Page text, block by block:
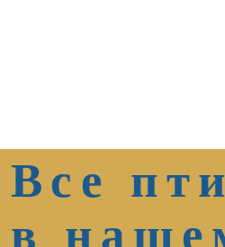
Все
в